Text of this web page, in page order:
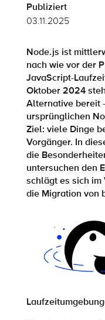
Publiziert
03.11.2025
Node.js ist
nach wie vor der
JavaScript-
Oktober 2024
Alternative bereit
ursprünglichen
Ziel: viele Dinge
Vorgänger. In
die
untersuchen den
schlägt es sich im
die Migration von